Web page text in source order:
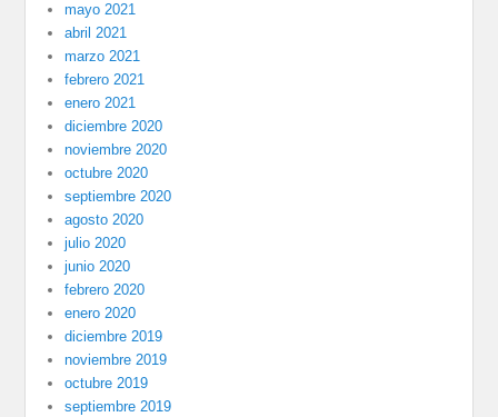
mayo 2021
abril 2021
marzo 2021
febrero 2021
enero 2021
diciembre 2020
noviembre 2020
octubre 2020
septiembre 2020
agosto 2020
julio 2020
junio 2020
febrero 2020
enero 2020
diciembre 2019
noviembre 2019
octubre 2019
septiembre 2019